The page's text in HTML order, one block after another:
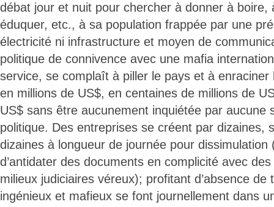
débat jour et nuit pour chercher à donner à boire,
éduquer, etc., à sa population frappée par une
électricité ni infrastructure et moyen de
politique de connivence avec une mafia
service, se complaît à piller le pays et à enraciner
en millions de US$, en centaines de millions de
US$ sans être aucunement inquiétée par aucune
politique. Des entreprises se créent par dizaines,
dizaines à longueur de journée pour
d’antidater des documents en complicité avec
milieux judiciaires véreux); profitant d’absence de
ingénieux et mafieux se font journellement dans